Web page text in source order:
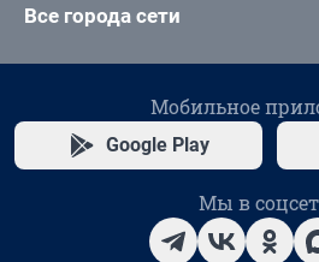
Все города сети
Мобильное
Google Play
Мы в